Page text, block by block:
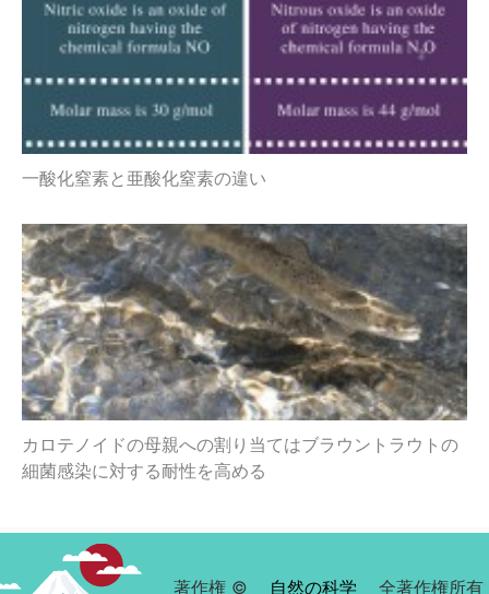
一酸化窒素と亜酸化窒素の違い
カロテノイドの母親への割り当てはブラウントラウトの
細菌感染に対する耐性を高める
著作権 © 自然の科学 全著作権所有